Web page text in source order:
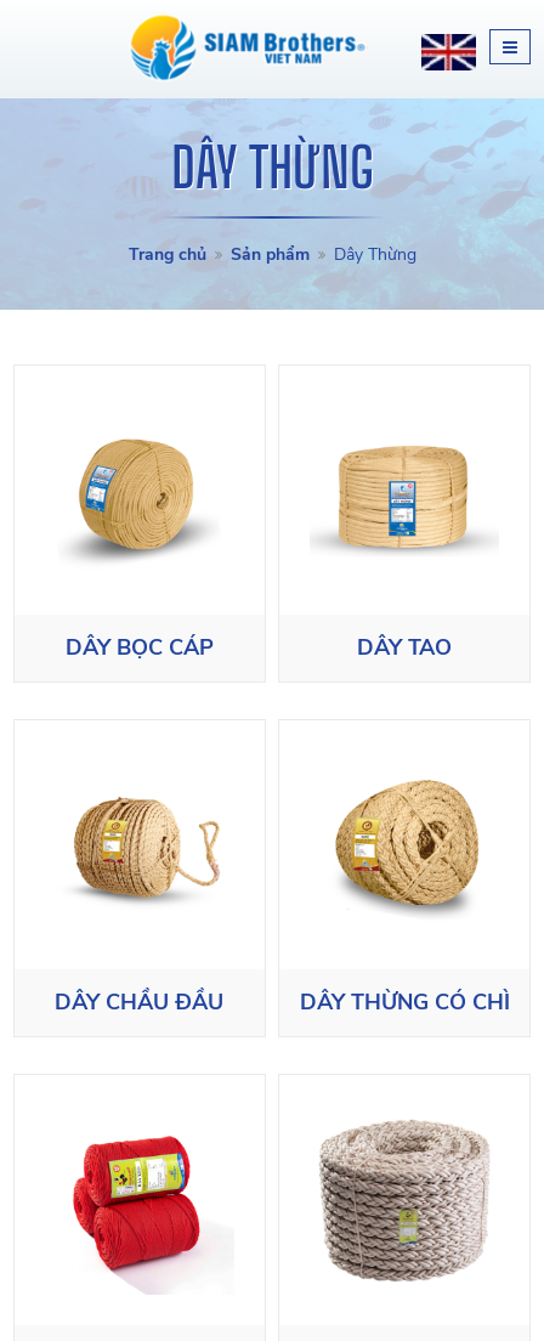
DÂY THỪNG
Trang chủ Sản phẩm Dây Thừng
DÂY BỌC CÁP DÂY TAO
DÂY CHẦU ĐẦU DÂY THỪNG CÓ CHÌ